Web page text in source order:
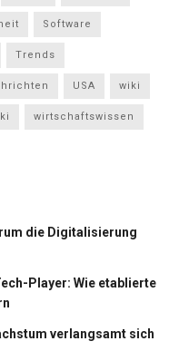
Software
Trends
USA wiki
wirtschaftswissen
die Digitalisierung
Player: Wie etablierte
verlangsamt sich